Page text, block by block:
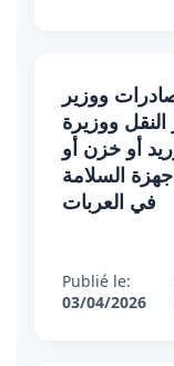
ووزير
ووزيرة
أو خزن أو
السلامة
في العربات
Publié le:
03/04/2026